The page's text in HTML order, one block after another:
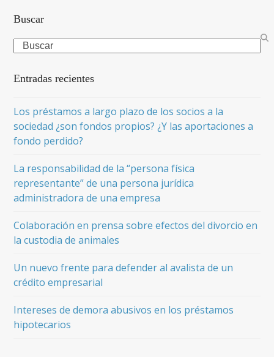
Buscar
Search
Entradas recientes
Los préstamos a largo plazo de los socios a la
sociedad ¿son fondos propios? ¿Y las aportaciones a
fondo perdido?
La responsabilidad de la “persona física
representante” de una persona jurídica
administradora de una empresa
Colaboración en prensa sobre efectos del divorcio en
la custodia de animales
Un nuevo frente para defender al avalista de un
crédito empresarial
Intereses de demora abusivos en los préstamos
hipotecarios